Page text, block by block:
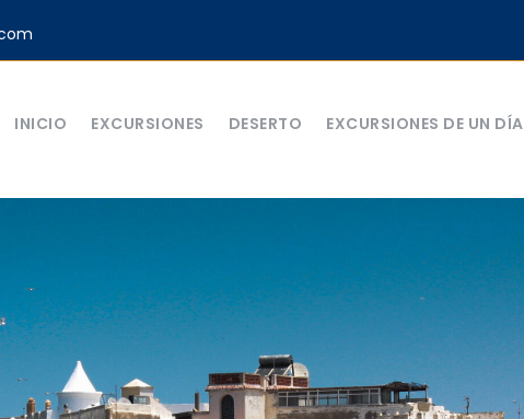
INICIO EXCURSIONES DESERTO EXCURSIONES DE UN DÍA